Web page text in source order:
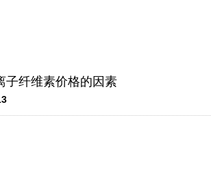
子纤维素价格的因素